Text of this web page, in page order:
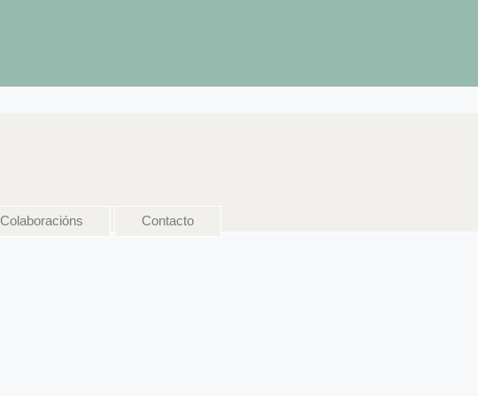
Colaboracións Contacto